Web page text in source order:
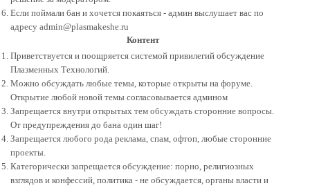
Если поймали бан и хочется покаяться - админ выслушает вас по
адресу admin@plasmakeshe.ru
Контент
Приветствуется и поощряется системой привилегий обсуждение
Плазменных Технологий.
Можно обсуждать любые темы, которые открыты на форуме.
Открытие любой новой темы согласовывается админом
Запрещается внутри открытых тем обсуждать сторонние вопросы.
От предупреждения до бана один шаг!
Запрещается любого рода реклама, спам, офтоп, любые сторонние
проекты.
Категорически запрещается обсуждение: порно, религиозных
взглядов и конфессий, политика - не обсуждается, органы власти и